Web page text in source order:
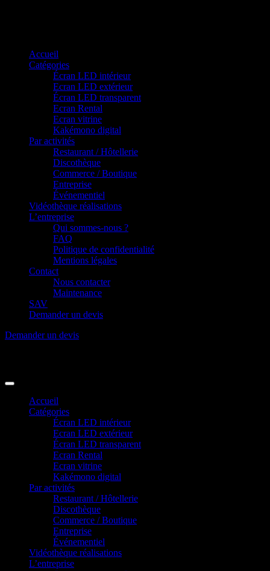
Accueil
Catégories
Écran LED intérieur
Ecran LED extérieur
Écran LED transparent
Ecran Rental
Ecran vitrine
Kakémono digital
Par activités
Restaurant / Hôtellerie
Discothèque
Commerce / Boutique
Entreprise
Événementiel
Vidéothèque réalisations
L’entreprise
Qui sommes-nous ?
FAQ
Politique de confidentialité
Mentions légales
Contact
Nous contacter
Maintenance
SAV
Demander un devis
Demander un devis
Accueil
Catégories
Écran LED intérieur
Ecran LED extérieur
Écran LED transparent
Ecran Rental
Ecran vitrine
Kakémono digital
Par activités
Restaurant / Hôtellerie
Discothèque
Commerce / Boutique
Entreprise
Événementiel
Vidéothèque réalisations
L’entreprise